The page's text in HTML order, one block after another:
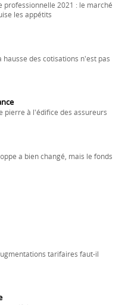
professionnelle 2021 : le marché
les appétits
hausse des cotisations n'est pas
pierre à l'édifice des assureurs
a bien changé, mais le fonds
tarifaires faut-il